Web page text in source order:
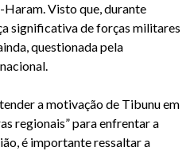
Visto que, durante
significativa de forças militares
questionada pela
a motivação de Tibunu em
regionais” para enfrentar a
é importante ressaltar a